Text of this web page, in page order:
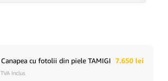
Canapea cu fotolii din piele TAMIGI 7.650 lei
TVA Inclus